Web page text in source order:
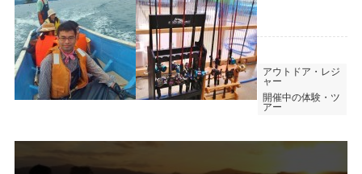
アウトドア・レジ
ャー
開催中の体験・ツ
アー